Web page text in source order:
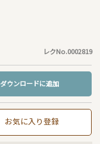
レクNo.0002819
ダウンロードに追加
お気に入り登録